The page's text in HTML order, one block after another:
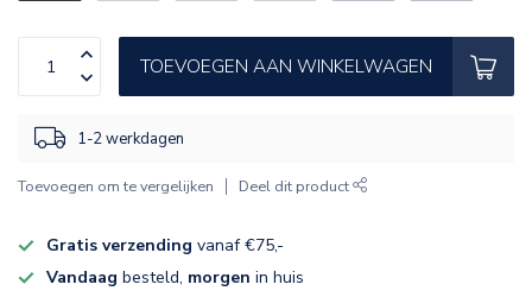
TOEVOEGEN AAN WINKELWAGEN
1-2 werkdagen
Toevoegen om te vergelijken Deel dit product
Gratis verzending vanaf €75,-
Vandaag besteld, morgen in huis